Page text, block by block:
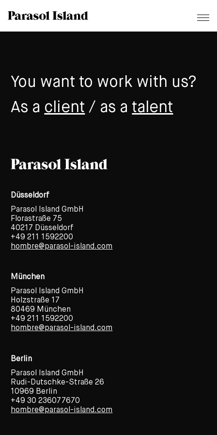
You want to work with us?
As a client / as a talent
Düsseldorf
Parasol Island GmbH
Florastraße 75
40217 Düsseldorf
+49 211 1592200
hombre@parasol-island.com
München
Parasol Island GmbH
Holzstraße 17
80469 München
+49 211 1592200
hombre@parasol-island.com
Berlin
Parasol Island GmbH
Rudi-Dutschke-Straße 26
10969 Berlin
+49 30 236077670
hombre@parasol-island.com